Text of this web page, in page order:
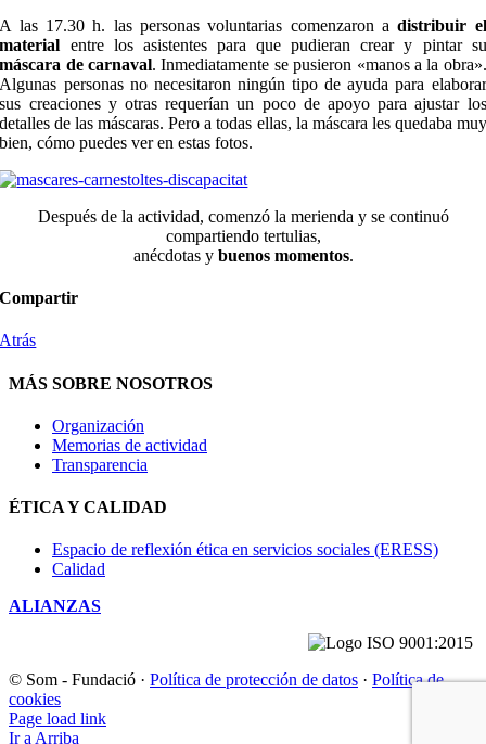
A las 17.30 h. las personas voluntarias comenzaron adistribuir el
material entre los asistentes para que pudieran crear y pintar su
máscara de carnaval. Inmediatamente se pusieron «manos a la obra».
Algunas personas no necesitaron ningún tipo de ayuda para elaborar
sus creaciones y otras requerían un poco de apoyo para ajustar los
detalles de las máscaras. Pero a todas ellas, la máscara les quedaba muy
bien, cómo puedes ver en estas fotos.
Después de la actividad, comenzó la merienda y se continuó
compartiendo tertulias,
anécdotas y buenos momentos.
Compartir
Atrás
MÁS SOBRE NOSOTROS
Organización
Memorias de actividad
Transparencia
ÉTICA Y CALIDAD
Espacio de reflexión ética en servicios sociales (ERESS)
Calidad
ALIANZAS
© Som - Fundació · Política de protección de datos · Política de
cookies
Page load link
Ir a Arriba